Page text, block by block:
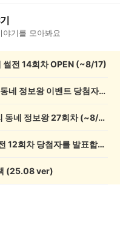
야기를 모아봐요
전 14회차 OPEN (~8/17)
💰[당첨자 발표] 26회차 우리 동네 정보왕 이벤트 당첨자를 발표합니다!
💸 전원 2,000캐시 지급! 우리 동네 정보왕 27회차 (~8/10)
💰[당첨자 발표] 우리 동네 썰전 12회차 당첨자를 발표합니다!
(25.08 ver)